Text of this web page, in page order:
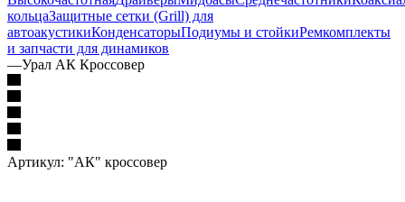
кольцаЗащитные сетки (Grill) для
автоакустикиКонденсаторыПодиумы и стойкиРемкомплекты
и запчасти для динамиков
—Урал АК Кроссовер
Артикул: "АК" кроссовер